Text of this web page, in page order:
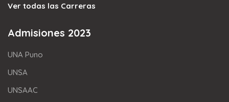
Ver todas las Carreras
Admisiones 2023
UNA Puno
UNSA
UNSAAC